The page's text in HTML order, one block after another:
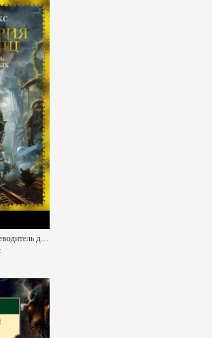
Территория чудовищ. Путеводитель для осторожных туристов